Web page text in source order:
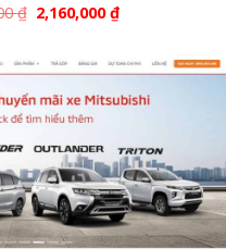
₫ 2,160,000₫